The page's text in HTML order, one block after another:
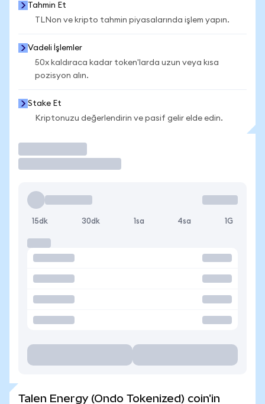
Tahmin Et
TLNon ve kripto tahmin piyasalarında işlem yapın.
Vadeli İşlemler
50x kaldıraca kadar token'larda uzun veya kısa
pozisyon alın.
Stake Et
Kriptonuzu değerlendirin ve pasif gelir elde edin.
15dk 30dk 1sa 4sa 1G
Talen Energy (Ondo Tokenized) coin'in